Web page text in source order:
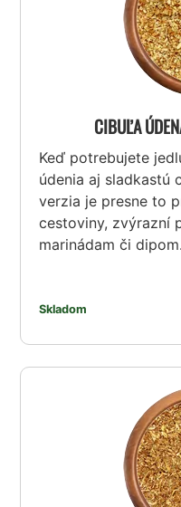
CIBUĽA
Keď potrebujete
údenia aj sladkastú
verzia je presne to
cestoviny, zvýrazní
marinádam či
Skladom